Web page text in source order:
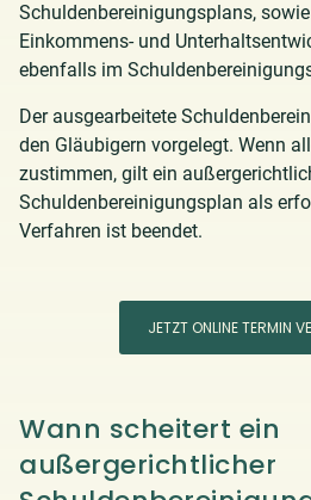
Schuldenbereinigungsplans,
Einkommens- und
ebenfalls im
Der ausgearbeitete
den Gläubigern vorgelegt. Wenn
zustimmen, gilt ein
Schuldenbereinigungsplan als
Verfahren ist beendet.
JETZT ONLINE TERMIN
Wann scheitert ein
außergerichtlicher